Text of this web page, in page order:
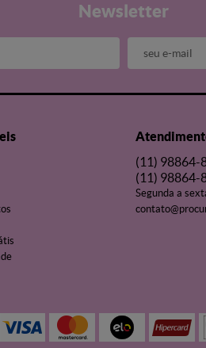
Newsletter
(11) 98864-
(11) 98864-
Segunda a